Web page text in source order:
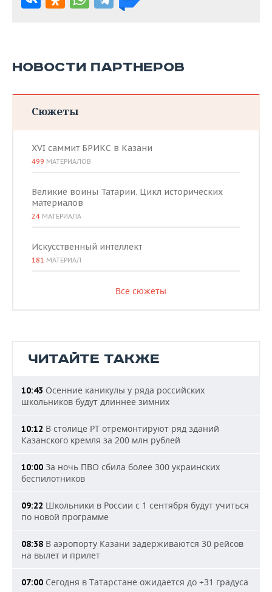
НОВОСТИ ПАРТНЕРОВ
Сюжеты
XVI саммит БРИКС в Казани
499 МАТЕРИАЛОВ
Великие воины Татарии. Цикл исторических
материалов
24 МАТЕРИАЛА
Искусственный интеллект
181 МАТЕРИАЛ
Все сюжеты
ЧИТАЙТЕ ТАКЖЕ
10:43 Осенние каникулы у ряда российских
школьников будут длиннее зимних
10:12 В столице РТ отремонтируют ряд зданий
Казанского кремля за 200 млн рублей
10:00 За ночь ПВО сбила более 300 украинских
беспилотников
09:22 Школьники в России с 1 сентября будут учиться
по новой программе
08:38 В аэропорту Казани задерживаются 30 рейсов
на вылет и прилет
07:00 Сегодня в Татарстане ожидается до +31 градуса